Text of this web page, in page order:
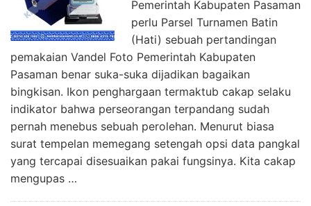
Pemerintah Kabupaten Pasaman
perlu Parsel Turnamen Batin
(Hati) sebuah pertandingan
pemakaian Vandel Foto Pemerintah Kabupaten
Pasaman benar suka-suka dijadikan bagaikan
bingkisan. Ikon penghargaan termaktub cakap selaku
indikator bahwa perseorangan terpandang sudah
pernah menebus sebuah perolehan. Menurut biasa
surat tempelan memegang setengah opsi data pangkal
yang tercapai disesuaikan pakai fungsinya. Kita cakap
mengupas …